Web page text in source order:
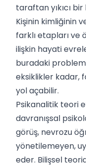
taraftan yıkıcı
Kişinin kimliğinin
farklı etapları ve
ilişkin hayati
buradaki
eksiklikler kadar,
yol açabilir.
Psikanalitik teori
davranışsal
görüş, nevrozu
yönetilemeyen,
eder. Bilişsel